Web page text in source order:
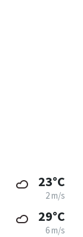
23°C
2 m/s
29°C
6 m/s